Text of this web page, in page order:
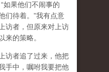
如果他们不闹事的
们待着。”我有点意
访者，但原来对上访
来的策略。
访者追了过来，他把
手中，嘱咐我要把他